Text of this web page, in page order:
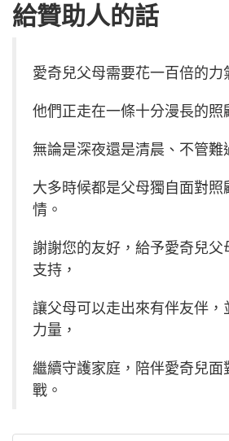
給贊助人的話
愛奇兒父母需要花一百倍的力
他們正走在一條十分漫長的照
無論是深夜還是清晨、不管難
大多時候都是父母獨自面對照
情。
謝謝您的友好，給予愛奇兒父
支持，
讓父母可以走出來有伴友伴，
力量，
繼續守護家庭，陪伴愛奇兒面
戰。